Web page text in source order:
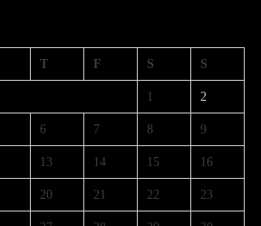
T F S S
1 2
6 7 8 9
13 14 15 16
20 21 22 23